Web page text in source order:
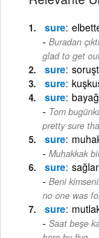
sure
Buradan
glad to get
sure
sure
sure
Tom
pretty sure
sure
Muhakkak
sure
Beni
no one was
sure
Saat beşe